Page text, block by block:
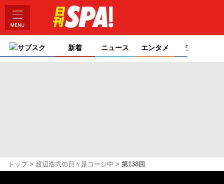
サブスク 新着 ニュース エンタメ ライフ
トップ 渡辺浩弐の日々是コージ中 第138回